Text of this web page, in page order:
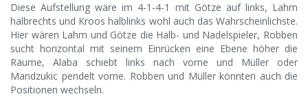
Diese Aufstellung wäre im 4-1-4-1 mit Götze auf links, Lahm
halbrechts und Kroos halblinks wohl auch das Wahrscheinlichste.
Hier wären Lahm und Götze die Halb- und Nadelspieler, Robben
sucht horizontal mit seinem Einrücken eine Ebene höher die
Räume, Alaba schiebt links nach vorne und Müller oder
Mandzukic pendelt vorne. Robben und Müller könnten auch die
Positionen wechseln.